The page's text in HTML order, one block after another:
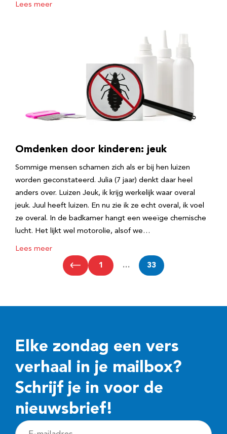
Lees meer
Omdenken door kinderen: jeuk
Sommige mensen schamen zich als er bij hen luizen
worden geconstateerd. Julia (7 jaar) denkt daar heel
anders over. Luizen Jeuk, ik krijg werkelijk waar overal
jeuk. Juul heeft luizen. En nu zie ik ze echt overal, ik voel
ze overal. In de badkamer hangt een weeïge chemische
lucht. Het lijkt wel motorolie, alsof we…
Lees meer
1 … 33
Elke zondag een vers
verhaal in je mailbox?
Schrijf je in voor de
nieuwsbrief!
E